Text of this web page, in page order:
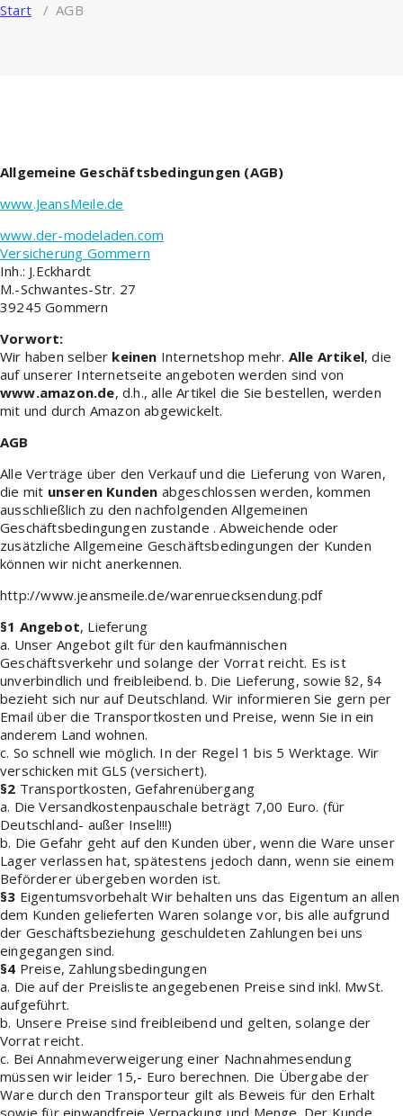
Start /AGB
Allgemeine Geschäftsbedingungen (AGB)
www.JeansMeile.de
www.der-modeladen.com
Versicherung Gommern
Inh.: J.Eckhardt
M.-Schwantes-Str. 27
39245 Gommern
Vorwort:
Wir haben selber keinen Internetshop mehr. Alle Artikel, die
auf unserer Internetseite angeboten werden sind von
www.amazon.de, d.h., alle Artikel die Sie bestellen, werden
mit und durch Amazon abgewickelt.
AGB
Alle Verträge über den Verkauf und die Lieferung von Waren,
die mit unseren Kunden abgeschlossen werden, kommen
ausschließlich zu den nachfolgenden Allgemeinen
Geschäftsbedingungen zustande . Abweichende oder
zusätzliche Allgemeine Geschäftsbedingungen der Kunden
können wir nicht anerkennen.
http://www.jeansmeile.de/warenruecksendung.pdf
§1 Angebot, Lieferung
a. Unser Angebot gilt für den kaufmännischen
Geschäftsverkehr und solange der Vorrat reicht. Es ist
unverbindlich und freibleibend. b. Die Lieferung, sowie §2, §4
bezieht sich nur auf Deutschland. Wir informieren Sie gern per
Email über die Transportkosten und Preise, wenn Sie in ein
anderem Land wohnen.
c. So schnell wie möglich. In der Regel 1 bis 5 Werktage. Wir
verschicken mit GLS (versichert).
§2 Transportkosten, Gefahrenübergang
a. Die Versandkostenpauschale beträgt 7,00 Euro. (für
Deutschland- außer Insel!!!)
b. Die Gefahr geht auf den Kunden über, wenn die Ware unser
Lager verlassen hat, spätestens jedoch dann, wenn sie einem
Beförderer übergeben worden ist.
§3 Eigentumsvorbehalt Wir behalten uns das Eigentum an allen
dem Kunden gelieferten Waren solange vor, bis alle aufgrund
der Geschäftsbeziehung geschuldeten Zahlungen bei uns
eingegangen sind.
§4 Preise, Zahlungsbedingungen
a. Die auf der Preisliste angegebenen Preise sind inkl. MwSt.
aufgeführt.
b. Unsere Preise sind freibleibend und gelten, solange der
Vorrat reicht.
c. Bei Annahmeverweigerung einer Nachnahmesendung
müssen wir leider 15,- Euro berechnen. Die Übergabe der
Ware durch den Transporteur gilt als Beweis für den Erhalt
sowie für einwandfreie Verpackung und Menge. Der Kunde